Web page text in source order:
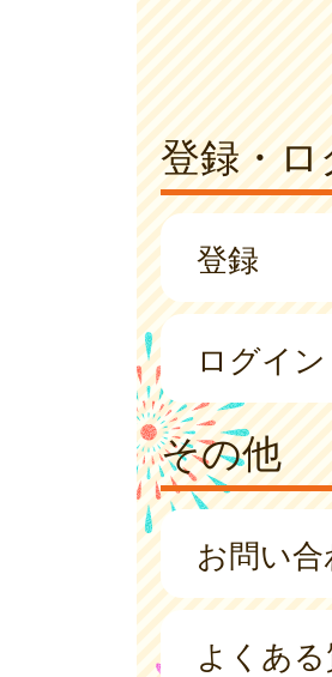
登録・
登録
ログイン
その他
お問い
よくあ